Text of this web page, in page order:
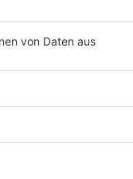
Bayern